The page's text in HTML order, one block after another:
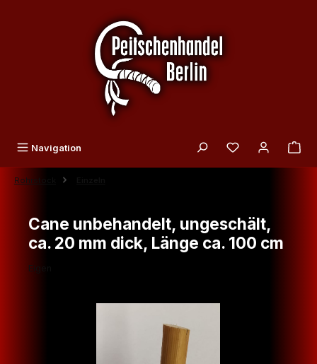
Navigation Du hast 0
Rohrstock
Cane unbehandelt, ungeschält,
ca. 20 mm dick, Länge ca. 100 cm
Eigen